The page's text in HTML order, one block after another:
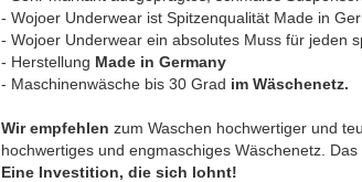
- Wojoer Underwear ist Spitzenqualität Made in
- Wojoer Underwear ein absolutes Muss für jeden
- Herstellung Made in Germany
- Maschinenwäsche bis 30 Grad im Wäschenetz.
Wir empfehlen zum Waschen hochwertiger und
hochwertiges und engmaschiges Wäschenetz.
Eine Investition, die sich lohnt!